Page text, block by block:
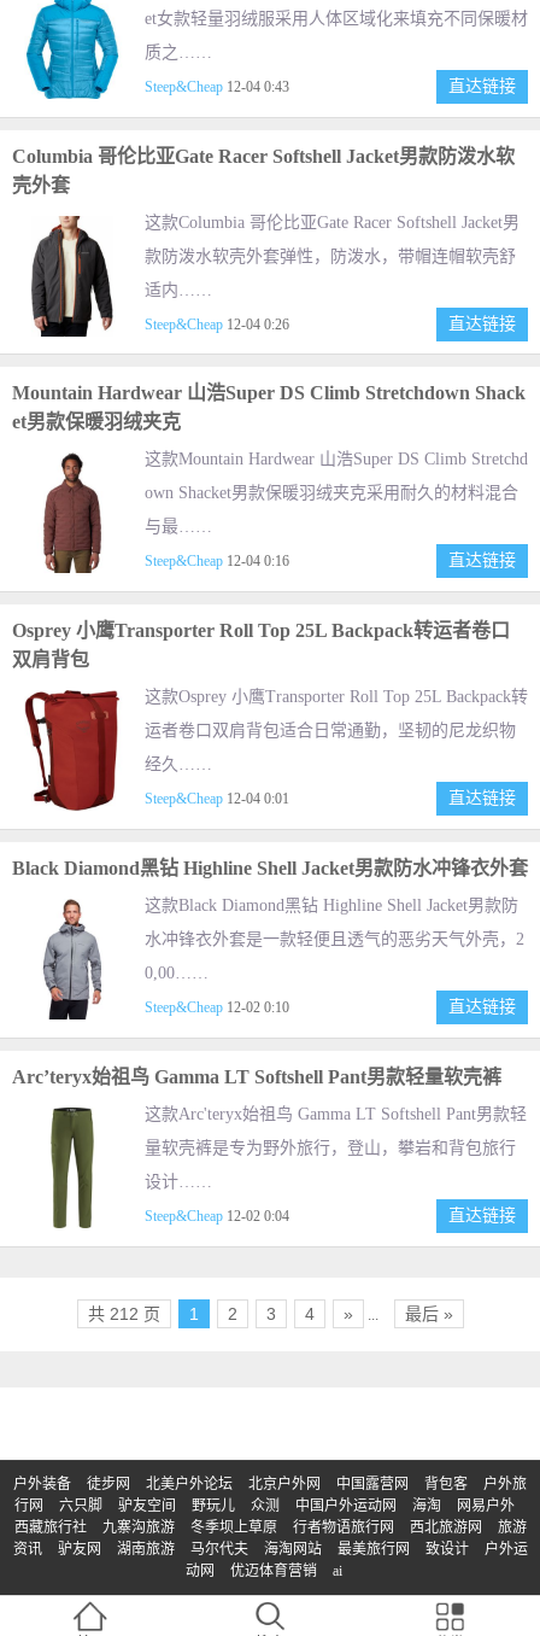
et女款轻量羽绒服采用人体区域化来填充不同保暖材
质之……
Steep&Cheap 12-04 0:43 直达链接
Columbia 哥伦比亚Gate Racer Softshell Jacket男款防泼水软
壳外套
这款Columbia 哥伦比亚Gate Racer Softshell Jacket男
款防泼水软壳外套弹性，防泼水，带帽连帽软壳舒
适内……
Steep&Cheap 12-04 0:26 直达链接
Mountain Hardwear 山浩Super DS Climb Stretchdown Shack
et男款保暖羽绒夹克
这款Mountain Hardwear 山浩Super DS Climb Stretchd
own Shacket男款保暖羽绒夹克采用耐久的材料混合
与最……
Steep&Cheap 12-04 0:16 直达链接
Osprey 小鹰Transporter Roll Top 25L Backpack转运者卷口
双肩背包
这款Osprey 小鹰Transporter Roll Top 25L Backpack转
运者卷口双肩背包适合日常通勤，坚韧的尼龙织物
经久……
Steep&Cheap 12-04 0:01 直达链接
Black Diamond黑钻 Highline Shell Jacket男款防水冲锋衣外套
这款Black Diamond黑钻 Highline Shell Jacket男款防
水冲锋衣外套是一款轻便且透气的恶劣天气外壳，2
0,00……
Steep&Cheap 12-02 0:10 直达链接
Arc’teryx始祖鸟 Gamma LT Softshell Pant男款轻量软壳裤
这款Arc'teryx始祖鸟 Gamma LT Softshell Pant男款轻
量软壳裤是专为野外旅行，登山，攀岩和背包旅行
设计……
Steep&Cheap 12-02 0:04 直达链接
共 212 页 1 2 3 4 » 最后 »
户外装备 徒步网 北美户外论坛 北京户外网 中国露营网 背包客
户外旅
行网
六只脚 驴友空间 野玩儿 众测 中国户外运动网 海淘
网易户外
西藏旅行社
九寨沟旅游 冬季坝上草原 行者物语旅行网 西北旅游网
旅游
资讯
驴友网 湖南旅游 马尔代夫 海淘网站 最美旅行网 致设计
户外运
动网
优迈体育营销 ai
© Copyright 2017-2023 | 版权所有：买户外